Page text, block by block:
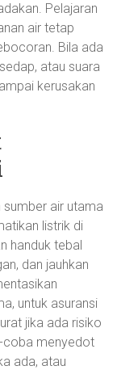
Pelajaran
air tetap
Bila ada
atau suara
kerusakan
sumber air utama
listrik di
handuk tebal
dan jauhkan
untuk asuransi
jika ada risiko
coba menyedot
ada, atau